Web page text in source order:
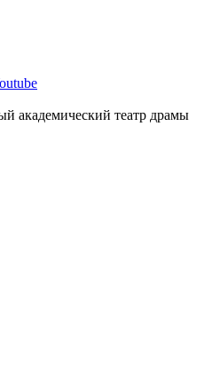
академический театр драмы